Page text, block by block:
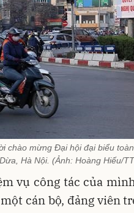
chào mừng Đại hội đại biểu
Hà Nội. (Ảnh: Hoàng Hiếu/
vụ công tác của
cán bộ, đảng viên